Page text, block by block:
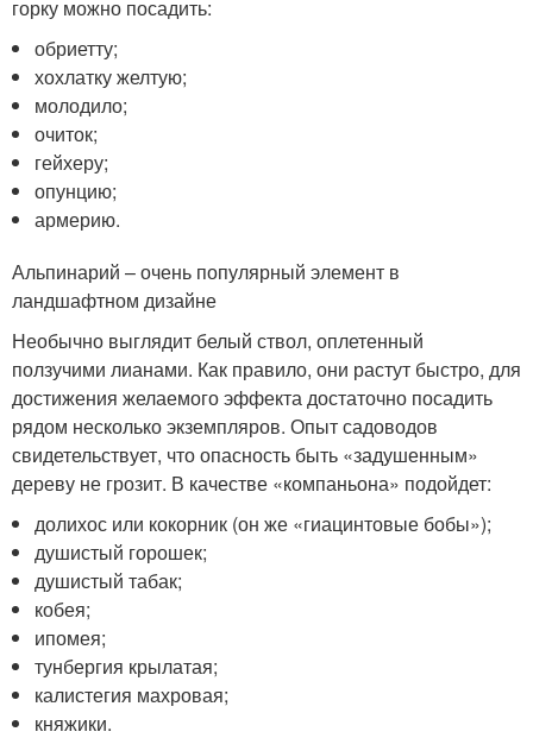
горку можно посадить:
обриетту;
хохлатку желтую;
молодило;
очиток;
гейхеру;
опунцию;
армерию.
Альпинарий – очень популярный элемент в
ландшафтном дизайне
Необычно выглядит белый ствол, оплетенный
ползучими лианами. Как правило, они растут быстро, для
достижения желаемого эффекта достаточно посадить
рядом несколько экземпляров. Опыт садоводов
свидетельствует, что опасность быть «задушенным»
дереву не грозит. В качестве «компаньона» подойдет:
долихос или кокорник (он же «гиацинтовые бобы»);
душистый горошек;
душистый табак;
кобея;
ипомея;
тунбергия крылатая;
калистегия махровая;
княжики.